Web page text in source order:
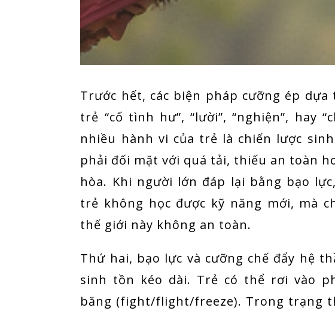
Trước hết, các biện pháp cưỡng ép
trẻ “cố tình hư”, “lười”, “nghiện”, hay
nhiều hành vi của trẻ là chiến lược
phải đối mặt với quá tải, thiếu an toàn
hòa. Khi người lớn đáp lại bằng bạo
trẻ không học được kỹ năng mới, mà
thế giới này không an toàn.
Thứ hai, bạo lực và cưỡng chế đẩy hệ
sinh tồn kéo dài. Trẻ có thể rơi vào
băng (fight/flight/freeze). Trong trạng